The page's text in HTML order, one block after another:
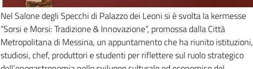
Nel Salone degli Specchi di Palazzo dei Leoni si è svolta la kermesse
“Sorsi e Morsi: Tradizione & Innovazione”, promossa dalla Città
Metropolitana di Messina, un appuntamento che ha riunito istituzioni,
studiosi, chef, produttori e studenti per riflettere sul ruolo strategico